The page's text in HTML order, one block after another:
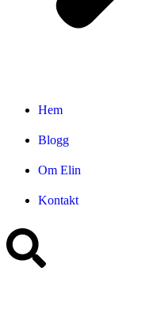
Hem
Blogg
Om Elin
Kontakt